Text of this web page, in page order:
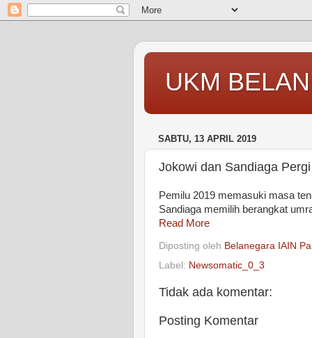
UKM
SABTU, 13 APRIL 2019
Jokowi dan Sandiaga
Pemilu 2019 memasuki masa
Sandiaga memilih berangkat
Read More
Diposting oleh Belanegara IAIN
Label: Newsomatic_0_3
Tidak ada komentar:
Posting Komentar